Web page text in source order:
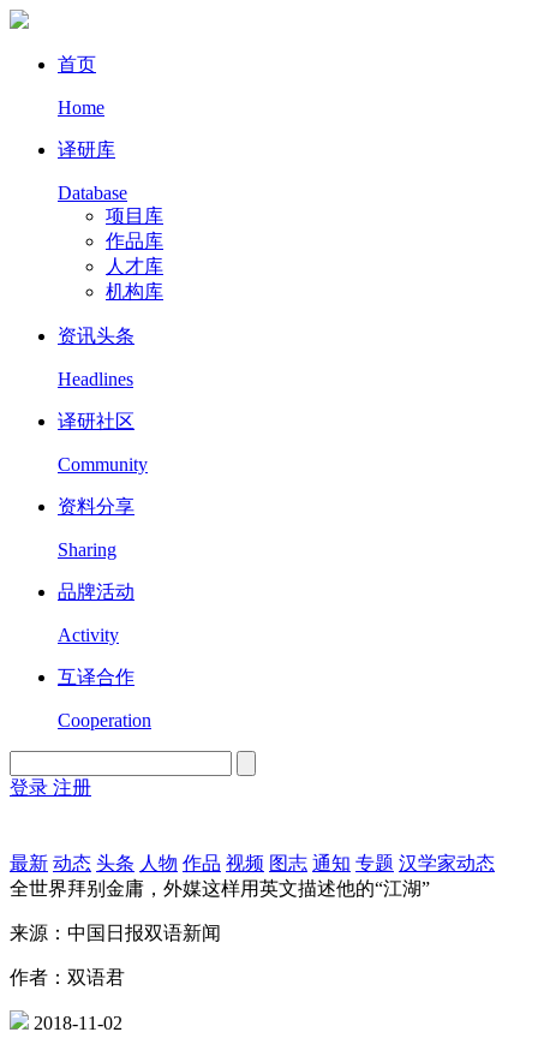
首页
Home
译研库
Database
项目库
作品库
人才库
机构库
资讯头条
Headlines
译研社区
Community
资料分享
Sharing
品牌活动
Activity
互译合作
Cooperation
登录 注册
最新 动态 头条 人物 作品 视频 图志 通知 专题 汉学家动态
全世界拜别金庸，外媒这样用英文描述他的“江湖”
来源：中国日报双语新闻
作者：双语君
2018-11-02